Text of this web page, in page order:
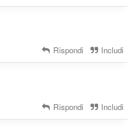
Rispondi Includi
Rispondi Includi